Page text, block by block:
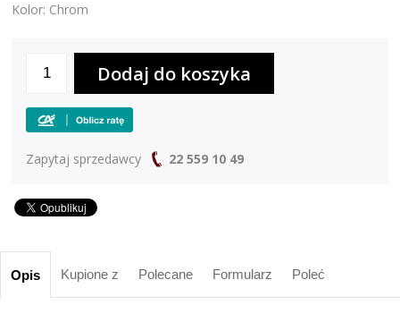
Kolor: Chrom
Zapytaj sprzedawcy 22 559 10 49
Opis Kupione z Polecane Formularz Poleć